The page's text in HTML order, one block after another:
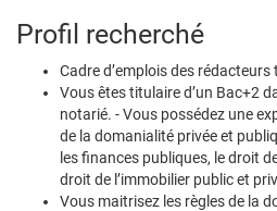
Profil recherché
Cadre d’emplois des
Vous êtes titulaire d’un Bac+2
notarié. - Vous possédez une
de la domanialité privée et
les finances publiques, le droit
droit de l’immobilier public et
Vous maitrisez les règles de la